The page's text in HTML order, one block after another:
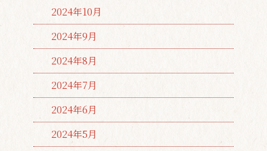
2024年10月
2024年9月
2024年8月
2024年7月
2024年6月
2024年5月